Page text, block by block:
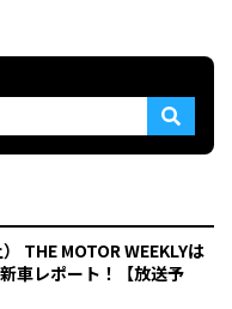
THE MOTOR WEEKLYは
車レポート！【放送予